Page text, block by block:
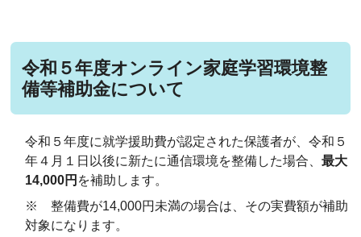
令和５年度オンライン家庭学習環境整
備等補助金について
令和５年度に就学援助費が認定された保護者が、令和５
年４月１日以後に新たに通信環境を整備した場合、最大
14,000円 を補助します。
※ 整備費が14,000円未満の場合は、その実費額が補助
対象になります。